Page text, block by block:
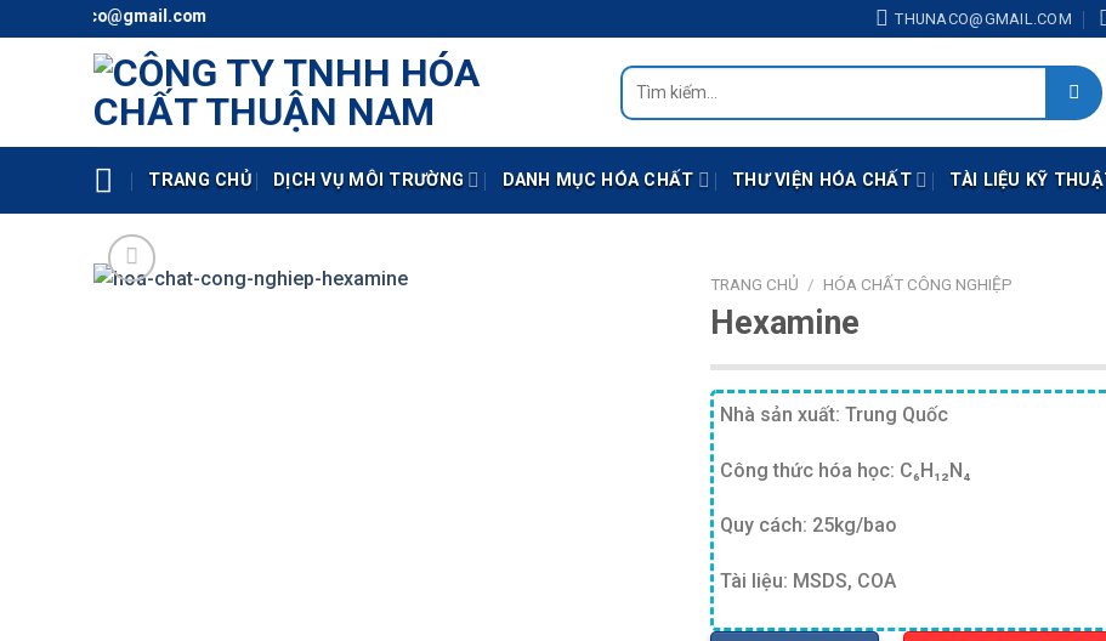
to
THUNACO@GMAIL.COM
Tìm
kiếm:
TRANG CHỦ DỊCH VỤ MÔI TRƯỜNG DANH MỤC HÓA CHẤT THƯ VIỆN HÓA CHẤT TÀI LIỆU KỸ
TRANG CHỦ / HÓA CHẤT CÔNG NGHIỆP
Hexamine
Nhà sản xuất: Trung Quốc
Công thức hóa học: C₆H₁₂N₄
Quy cách: 25kg/bao
Tài liệu: MSDS, COA